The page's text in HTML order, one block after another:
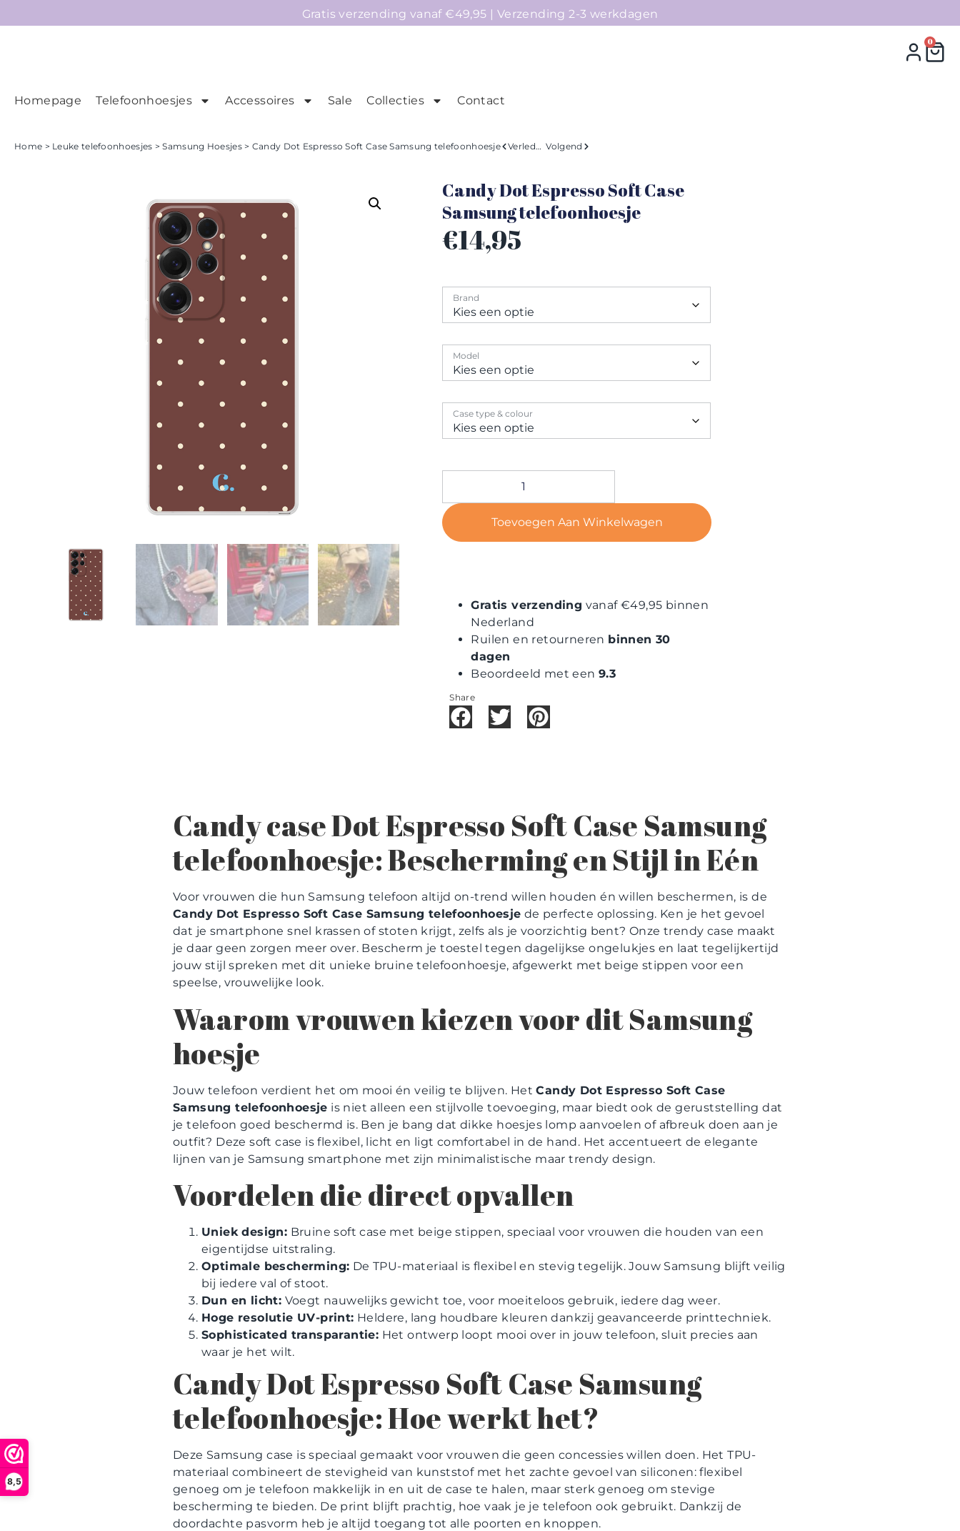
8,5
Gratis verzending vanaf €49,95 | Verzending 2-3 werkdagen
0
Homepage Telefoonhoesjes Accessoires Sale Collecties Contact
Home > Leuke telefoonhoesjes >Samsung Hoesjes> Candy Dot Espresso Soft Case Samsung telefoonhoesje Verleden Volgend
Candy Dot Espresso Soft Case
Samsung telefoonhoesje
€14,95
Brand
Model
Case type & colour
Toevoegen Aan Winkelwagen
Gratis verzending vanaf €49,95 binnen
Nederland
Ruilen en retourneren binnen 30
dagen
Beoordeeld met een9.3
Share
Candy case Dot Espresso Soft Case Samsung
telefoonhoesje: Bescherming en Stijl in Eén
Voor vrouwen die hun Samsung telefoon altijd on-trend willen houden én willen beschermen, is de
Candy Dot Espresso Soft Case Samsung telefoonhoesje de perfecte oplossing. Ken je het gevoel
dat je smartphone snel krassen of stoten krijgt, zelfs als je voorzichtig bent? Onze trendy case maakt
je daar geen zorgen meer over. Bescherm je toestel tegen dagelijkse ongelukjes en laat tegelijkertijd
jouw stijl spreken met dit unieke bruine telefoonhoesje, afgewerkt met beige stippen voor een
speelse, vrouwelijke look.
Waarom vrouwen kiezen voor dit Samsung
hoesje
Jouw telefoon verdient het om mooi én veilig te blijven. HetCandy Dot Espresso Soft Case
Samsung telefoonhoesje is niet alleen een stijlvolle toevoeging, maar biedt ook de geruststelling dat
je telefoon goed beschermd is. Ben je bang dat dikke hoesjes lomp aanvoelen of afbreuk doen aan je
outfit? Deze soft case is flexibel, licht en ligt comfortabel in de hand. Het accentueert de elegante
lijnen van je Samsung smartphone met zijn minimalistische maar trendy design.
Voordelen die direct opvallen
Uniek design: Bruine soft case met beige stippen, speciaal voor vrouwen die houden van een
eigentijdse uitstraling.
Optimale bescherming: De TPU-materiaal is flexibel en stevig tegelijk. Jouw Samsung blijft veilig
bij iedere val of stoot.
Dun en licht: Voegt nauwelijks gewicht toe, voor moeiteloos gebruik, iedere dag weer.
Hoge resolutie UV-print: Heldere, lang houdbare kleuren dankzij geavanceerde printtechniek.
Sophisticated transparantie: Het ontwerp loopt mooi over in jouw telefoon, sluit precies aan
waar je het wilt.
Candy Dot Espresso Soft Case Samsung
telefoonhoesje: Hoe werkt het?
Deze Samsung case is speciaal gemaakt voor vrouwen die geen concessies willen doen. Het TPU-
materiaal combineert de stevigheid van kunststof met het zachte gevoel van siliconen: flexibel
genoeg om je telefoon makkelijk in en uit de case te halen, maar sterk genoeg om stevige
bescherming te bieden. De print blijft prachtig, hoe vaak je je telefoon ook gebruikt. Dankzij de
doordachte pasvorm heb je altijd toegang tot alle poorten en knoppen.